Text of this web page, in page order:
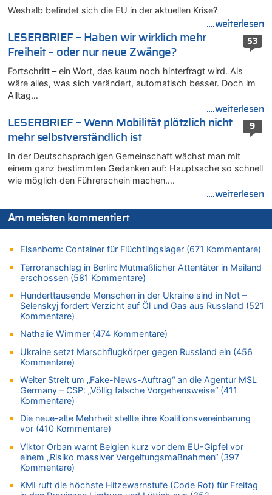
07.08.2026 - 11:12 von Frage zu
Wasserstand des Rheins in NRW so niedrig wie noch nie
07.08.2026 - 10:29 von Soso zu
Aachen ab 11. August wieder Mekka des Pferdesports –
07.08.2026 - 10:23 von Opa zu
In Belgien missachten zwei von drei Autofahrern das
Tempolimit in 30er-Zonen – Untersuchung von Vias
07.08.2026 - 10:05 von Ostbelgien Direkt zu
Soll Belgien Tempolimit auf Autobahnen erhöhen? – In
07.08.2026 - 10:05 von N. A. Klar zu
In Belgien missachten zwei von drei Autofahrern das
Tempolimit in 30er-Zonen – Untersuchung von Vias
Das 44. Tirolerfest in Eupen in Bildern [Fotogalerie]
07.08.2026 - 09:18 von Noppi zu
AS Eupen: „Keiner weiß, wohin die Reise geht…“
Zweite Hitzewelle in diesem Sommer ist jetzt amtlich
07.08.2026 - 01:12 von WK zu
Warum die Waldbrände in Frankreich und Spanien Rekorde
brechen [Fragen & Antworten]
07.08.2026 - 01:03 von Hugo Egon Bernhard von Sinnen zu
07.08.2026 - 00:50 von WK zu
07.08.2026 - 00:06 von 5/11 zu
Mehrere Menschen in Londons City niedergestochen
06.08.2026 - 23:53 von Foto Anneliese zu
Mehrere Menschen in Londons City niedergestochen
06.08.2026 - 23:25 von WK zu
FIFA-Spitze demonstriert Einigkeit trotz Kritik und neuer
Vorwürfe gegen Präsident Gianni Infantino
06.08.2026 - 22:48 von DG zu
Weshalb befindet sich die EU in der aktuellen Krise?
....weiterlesen
53
LESERBRIEF – Haben wir wirklich mehr
Freiheit – oder nur neue Zwänge?
Fortschritt – ein Wort, das kaum noch hinterfragt wird. Als
wäre alles, was sich verändert, automatisch besser. Doch im
Alltag…
....weiterlesen
9
LESERBRIEF – Wenn Mobilität plötzlich nicht
mehr selbstverständlich ist
In der Deutschsprachigen Gemeinschaft wächst man mit
einem ganz bestimmten Gedanken auf: Hauptsache so schnell
wie möglich den Führerschein machen….
....weiterlesen
Am meisten kommentiert
Elsenborn: Container für Flüchtlingslager (671 Kommentare)
Terroranschlag in Berlin: Mutmaßlicher Attentäter in Mailand
erschossen (581 Kommentare)
Hunderttausende Menschen in der Ukraine sind in Not –
Selenskyj fordert Verzicht auf Öl und Gas aus Russland (521
Kommentare)
Nathalie Wimmer (474 Kommentare)
Ukraine setzt Marschflugkörper gegen Russland ein (456
Kommentare)
Weiter Streit um „Fake-News-Auftrag“ an die Agentur MSL
Germany – CSP: „Völlig falsche Vorgehensweise“ (411
Kommentare)
Die neue-alte Mehrheit stellte ihre Koalitionsvereinbarung
vor (410 Kommentare)
Viktor Orban warnt Belgien kurz vor dem EU-Gipfel vor
einem „Risiko massiver Vergeltungsmaßnahmen“ (397
Kommentare)
KMI ruft die höchste Hitzewarnstufe (Code Rot) für Freitag